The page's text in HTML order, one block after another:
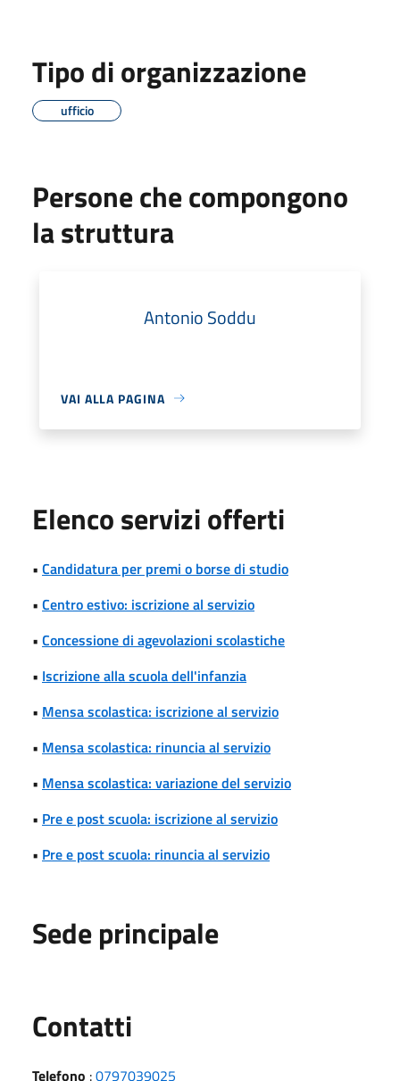
Tipo di organizzazione
ufficio
Persone che compongono
la struttura
Antonio Soddu
VAI ALLA PAGINA
Elenco servizi offerti
• Candidatura per premi o borse di studio
• Centro estivo: iscrizione al servizio
• Concessione di agevolazioni scolastiche
• Iscrizione alla scuola dell'infanzia
• Mensa scolastica: iscrizione al servizio
• Mensa scolastica: rinuncia al servizio
• Mensa scolastica: variazione del servizio
• Pre e post scuola: iscrizione al servizio
• Pre e post scuola: rinuncia al servizio
Sede principale
Contatti
Telefono :0797039025